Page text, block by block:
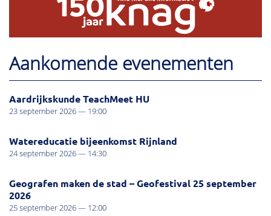
Aankomende evenementen
Aardrijkskunde TeachMeet HU
23 september 2026 — 19:00
Watereducatie bijeenkomst Rijnland
24 september 2026 — 14:30
Geografen maken de stad – Geofestival 25 september
2026
25 september 2026 — 12:00